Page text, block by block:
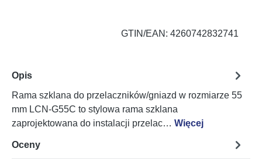
GTIN/EAN: 4260742832741
Opis
Rama szklana do przelaczników/gniazd w rozmiarze 55
mm LCN-G55C to stylowa rama szklana
zaprojektowana do instalacji przelac… Więcej
Oceny